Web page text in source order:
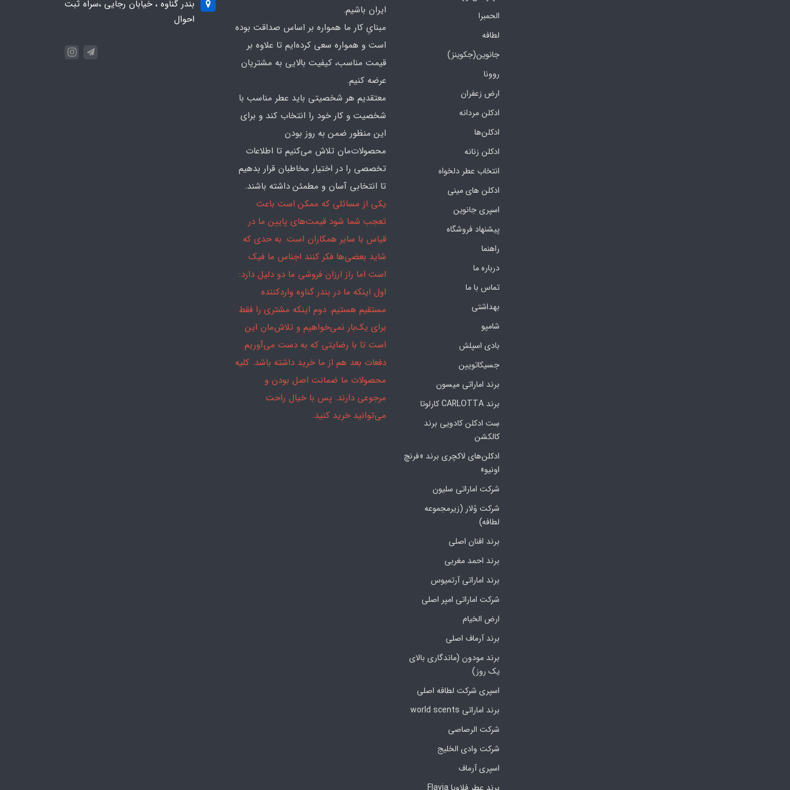
الحمبرا
لطافه
جانوین(جکوینز)
روونا
ارض زعفران
ادکلن مردانه
ادکلن‌ها
ادکلن زنانه
انتخاب عطر دلخواه
ادکلن های مینی
اسپری جانوین
پیشنهاد فروشگاه
راهنما
درباره ما
تماس با ما
بهداشتی
شامپو
بادی اسپلش
جسیکاتویین
برند اماراتی میسون
برند CARLOTTA کارلوتا
سِت ادکلن کادویی برند
کالکشن
ادکلن‌های لاکچری برند «فرنچ
اونیو»
شرکت اماراتی سلیون
شرکت وُلار (زیرمجموعه
لطافه)
برند افنان اصلی
برند احمد مغربی
برند اماراتی آرتمیوس
شرکت اماراتی امپر اصلی
ارض الخیام
برند آرماف اصلی
برند مودون (ماندگاری بالای
یک روز)
اسپری شرکت لطافه اصلی
برند اماراتی world scents
شرکت الرصاصی
شرکت وادی الخلیج
اسپری آرماف
ایران باشیم.
مبنایِ کار ما همواره بر اساس صداقت بوده
است و همواره سعی کرده‌ایم تا علاوه بر
قیمت مناسب، کیفیت بالایی به مشتریان
عرضه کنیم.
معتقدیم هر شخصیتی باید عطر مناسب با
شخصیت و کار خود را انتخاب کند و برای
این منظور ضمن به روز بودن
محصولات‌مان تلاش می‌کنیم تا اطلاعات
تخصصی را در اختیار مخاطبان قرار بدهیم
تا انتخابی آسان و مطمئن داشته باشند.
یکی از مسائلی که ممکن است باعث
تعجب شما شود قیمت‌های پایین ما در
قیاس با سایر همکاران است. به حدی که
شاید بعضی‌ها فکر کنند اجناس ما فیک
است اما راز ارزان فروشی ما دو دلیل دارد:
اول اینکه ما در بندر گناوه واردکننده
مستقیم هستیم. دوم اینکه مشتری را فقط
برای یک‌بار نمی‌خواهیم و تلاش‌مان این
است تا با رضایتی که به دست می‌آوریم
دفعات بعد هم از ما خرید داشته باشد. کلیه
محصولات ما ضمانت اصل بودن و
مرجوعی دارند. پس با خیال راحت
می‌توانید خرید کنید.
بندر گناوه ، خیابان رجایی ،سراه ثبت
احوال